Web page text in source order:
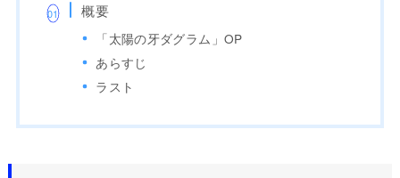
概要
「太陽の牙ダグラム」OP
あらすじ
ラスト